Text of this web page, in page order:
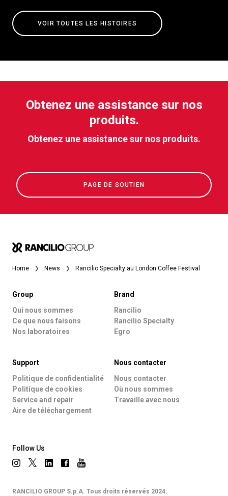
VOIR TOUTES LES HISTOIRES
Obtenez une assistance sur nos
produits.
Obtenez une assistance sur nos produits.
PAGE DE SOUTIEN
Home News Rancilio Specialty au London Coffee Festival
Group
Qui nous sommes
Ce que nous faisons
Nos laboratoires
Brand
Rancilio
Rancilio Specialty
Egro
Support
Politique de confidentialité
Politique de cookies
Service and repair
Aire de téléchargement
Nous contacter
Nous contacter
Où nous sommes
Travaille avec nous
Follow Us
RANCILIO GROUP S.p.A. Tous droits réservés 2024.